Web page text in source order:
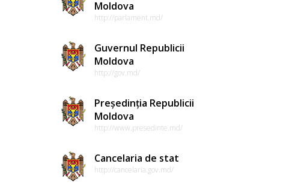
Moldova
http://parlament.md/
Guvernul Republicii
Moldova
http://gov.md/
Președinția Republicii
Moldova
http://www.presedinte.md/
Cancelaria de stat
http://cancelaria.gov.md/